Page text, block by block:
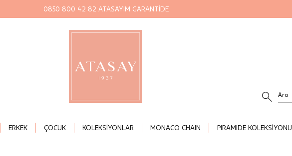
0850 800 42 82 ATASAYIM GARANTİDE
ERKEK ÇOCUK KOLEKSİYONLAR MONACO CHAIN PIRAMIDE KOLEKSİYONU